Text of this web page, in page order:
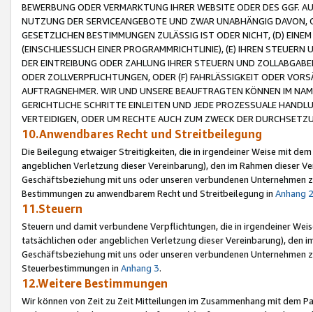
BEWERBUNG ODER VERMARKTUNG IHRER WEBSITE ODER DES GGF.
NUTZUNG DER SERVICEANGEBOTE UND ZWAR UNABHÄNGIG
GESETZLICHEN BESTIMMUNGEN ZULÄSSIG IST ODER NICHT, (D)
(EINSCHLIESSLICH EINER PROGRAMMRICHTLINIE), (E) IHREN
DER EINTREIBUNG ODER ZAHLUNG IHRER STEUERN UND
ODER ZOLLVERPFLICHTUNGEN, ODER (F) FAHRLÄSSIGKEIT ODER
AUFTRAGNEHMER. WIR UND UNSERE BEAUFTRAGTEN KÖNNEN IM
GERICHTLICHE SCHRITTE EINLEITEN UND JEDE PROZESSUALE
VERTEIDIGEN, ODER UM RECHTE AUCH ZUM ZWECK DER
10.Anwendbares Recht und Streitbeilegung
Die Beilegung etwaiger Streitigkeiten, die in irgendeiner Weise mit
angeblichen Verletzung dieser Vereinbarung), den im Rahmen dieser
Geschäftsbeziehung mit uns oder unseren verbundenen
Bestimmungen zu anwendbarem Recht und Streitbeilegung in Anhang 2
11.Steuern
Steuern und damit verbundene Verpflichtungen, die in irgendeiner
tatsächlichen oder angeblichen Verletzung dieser Vereinbarung), den
Geschäftsbeziehung mit uns oder unseren verbundenen
Steuerbestimmungen in Anhang 3.
12.Weitere Bestimmungen
Wir können von Zeit zu Zeit Mitteilungen im Zusammenhang mit dem